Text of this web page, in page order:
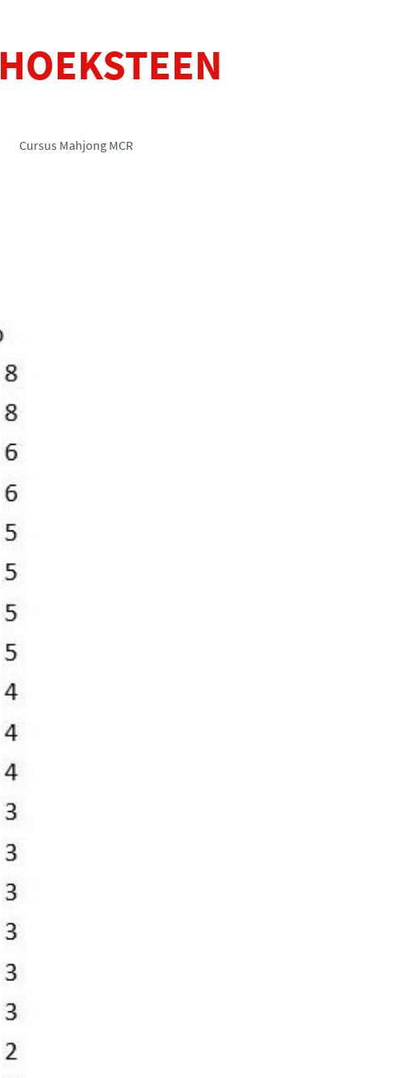
HOEKSTEEN
Cursus Mahjong MCR